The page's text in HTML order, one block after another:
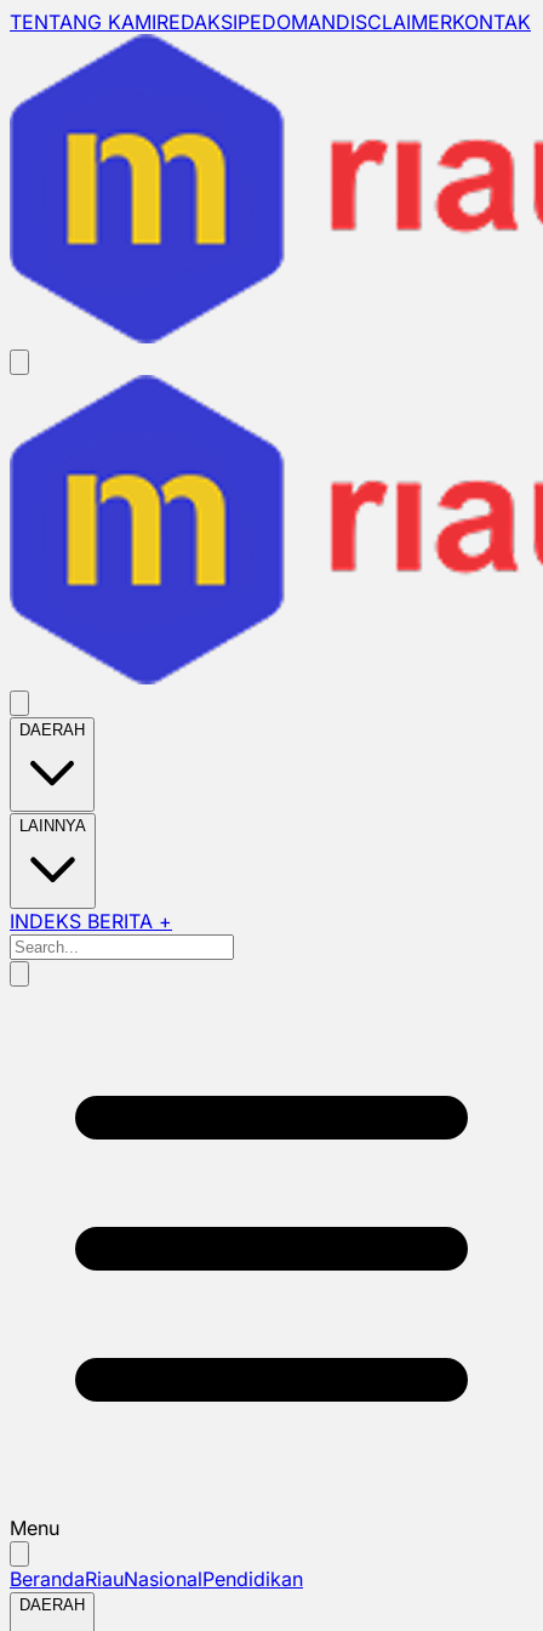
TENTANG KAMIREDAKSIPEDOMANDISCLAIMERKONTAK
DAERAH
LAINNYA
INDEKS BERITA +
Menu
BerandaRiauNasionalPendidikan
DAERAH